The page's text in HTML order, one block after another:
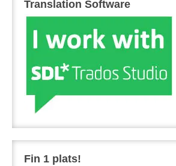
Translation Software
Fin 1 plats!